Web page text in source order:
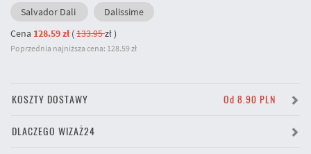
Salvador Dali
Dalissime
Cena 128.59 zł(133.95zł)
Poprzednia najniższa cena: 128.59 zł
KOSZTY DOSTAWY Od 8.90 PLN
DLACZEGO WIZAŻ24